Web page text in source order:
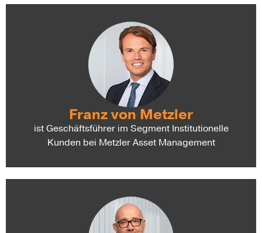
Franz von Metzler
ist Geschäftsführer im Segment Institutionelle
Kunden bei Metzler Asset Management